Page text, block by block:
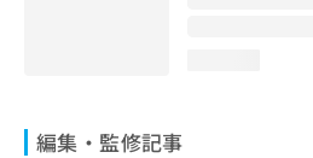
編集・監修記事